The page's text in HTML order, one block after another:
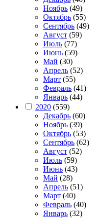
Ноябрь (49)
Октябрь (55)
Сентябрь (49)
Август (59)
Июль (77)
Июнь (59)
Май (30)
Апрель (52)
Март (55)
Февраль (41)
Январь (44)
2020 (559)
Декабрь (60)
Ноябрь (39)
Октябрь (53)
Сентябрь (62)
Август (52)
Июль (59)
Июнь (43)
Май (28)
Апрель (51)
Март (40)
Февраль (40)
Январь (32)